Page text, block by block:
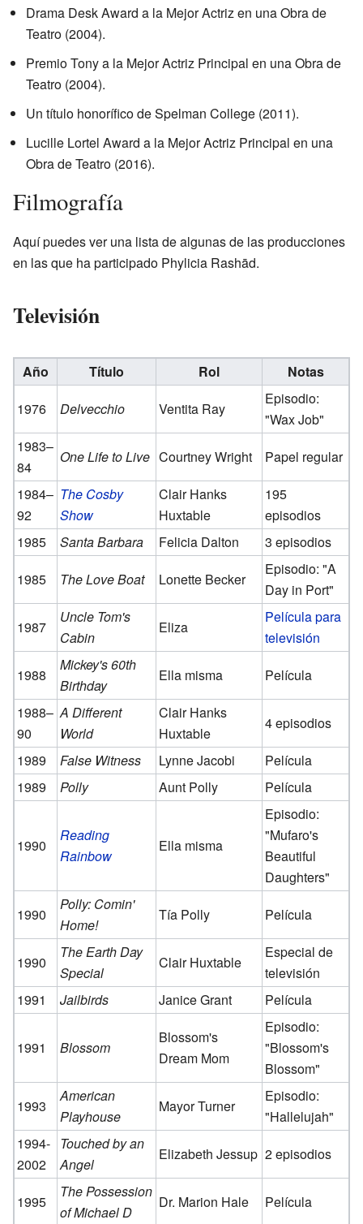
Drama Desk Award a la Mejor Actriz en una Obra de
Teatro (2004).
Premio Tony a la Mejor Actriz Principal en una Obra de
Teatro (2004).
Un título honorífico de Spelman College (2011).
Lucille Lortel Award a la Mejor Actriz Principal en una
Obra de Teatro (2016).
Filmografía
Aquí puedes ver una lista de algunas de las producciones
en las que ha participado Phylicia Rashād.
Televisión
Año Título Rol
Notas
1976
Delvecchio Ventita Ray
Episodio:
"Wax Job"
1983–
84
One Life to Live Courtney Wright
Papel regular
1984–
92
The Cosby
Show
Clair Hanks
Huxtable
195
episodios
1985
Santa Barbara Felicia Dalton
3 episodios
1985
The Love Boat Lonette Becker
Episodio: "A
Day in Port"
1987
Uncle Tom's
Cabin
Eliza
Película para
televisión
1988
Mickey's 60th
Birthday
Ella misma
Película
1988–
90
A Different
World
Clair Hanks
Huxtable
4 episodios
1989
False Witness Lynne Jacobi
Película
1989
Polly Aunt Polly Película
1990
Reading
Rainbow
Ella misma
Episodio:
"Mufaro's
Beautiful
Daughters"
1990
Polly: Comin'
Home!
Tía Polly Película
1990
The Earth Day
Special
Clair Huxtable
Especial de
televisión
1991
Jailbirds Janice Grant Película
1991 Blossom
Blossom's
Dream Mom
Episodio:
"Blossom's
Blossom"
1993
American
Playhouse
Mayor Turner
Episodio:
"Hallelujah"
1994-
2002
Touched by an
Angel
Elizabeth Jessup 2 episodios
1995
The Possession
of Michael D
Dr. Marion Hale Película